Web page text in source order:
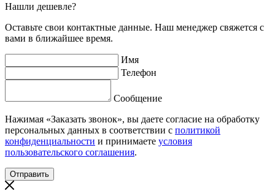
Нашли дешевле?
Оставьте свои контактные данные. Наш менеджер свяжется с
вами в ближайшее время.
Имя
Телефон
Сообщение
Нажимая «Заказать звонок», вы даете согласие на обработку
персональных данных в соответствии с политикой
конфиденциальности и принимаете условия
пользовательского соглашения.